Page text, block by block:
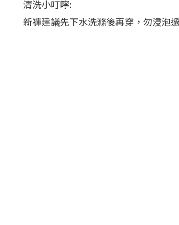
清洗小叮嚀:
新褲建議先下水洗滌後再穿，勿浸泡